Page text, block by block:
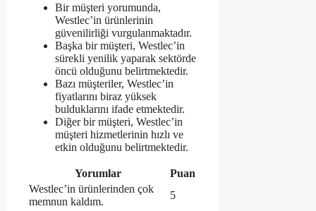
Bir müşteri yorumunda,
Westlec’in ürünlerinin
güvenilirliği vurgulanmaktadır.
Başka bir müşteri, Westlec’in
sürekli yenilik yaparak sektörde
öncü olduğunu belirtmektedir.
Bazı müşteriler, Westlec’in
fiyatlarını biraz yüksek
bulduklarını ifade etmektedir.
Diğer bir müşteri, Westlec’in
müşteri hizmetlerinin hızlı ve
etkin olduğunu belirtmektedir.
Yorumlar
Puan
Westlec’in ürünlerinden çok
memnun kaldım.
5